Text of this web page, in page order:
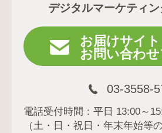
デジタルマーケティン
お届けサイト
お問い合わ
03-3558-
電話受付時間：平日 13:00～
（土・日・祝日・年末年始等